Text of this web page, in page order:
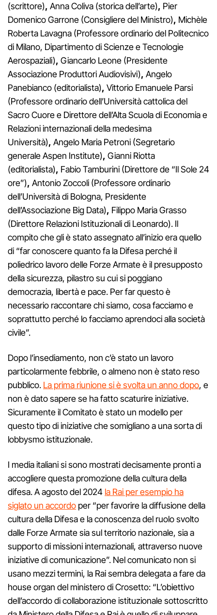
(scrittore), Anna Coliva (storica dell’arte), Pier
Domenico Garrone (Consigliere del Ministro), Michèle
Roberta Lavagna (Professore ordinario del Politecnico
di Milano, Dipartimento di Scienze e Tecnologie
Aerospaziali), Giancarlo Leone (Presidente
Associazione Produttori Audiovisivi), Angelo
Panebianco (editorialista), Vittorio Emanuele Parsi
(Professore ordinario dell’Università cattolica del
Sacro Cuore e Direttore dell’Alta Scuola di Economia e
Relazioni internazionali della medesima
Università), Angelo Maria Petroni (Segretario
generale Aspen Institute), Gianni Riotta
(editorialista), Fabio Tamburini (Direttore de “Il Sole 24
ore”), Antonio Zoccoli (Professore ordinario
dell’Università di Bologna, Presidente
dell’Associazione Big Data), Filippo Maria Grasso
(Direttore Relazioni Istituzionali di Leonardo). Il
compito che gli è stato assegnato all’inizio era quello
di “far conoscere quanto fa la Difesa perché il
poliedrico lavoro delle Forze Armate è il presupposto
della sicurezza, pilastro su cui si poggiano
democrazia, libertà e pace. Per far questo è
necessario raccontare chi siamo, cosa facciamo e
soprattutto perché lo facciamo aprendoci alla società
civile”.
Dopo l’insediamento, non c’è stato un lavoro
particolarmente febbrile, o almeno non è stato reso
pubblico. La prima riunione si è svolta un anno dopo, e
non è dato sapere se ha fatto scaturire iniziative.
Sicuramente il Comitato è stato un modello per
questo tipo di iniziative che somigliano a una sorta di
lobbysmo istituzionale.
I media italiani si sono mostrati decisamente pronti a
accogliere questa promozione della cultura della
difesa. A agosto del 2024 la Rai per esempio ha
siglato un accordo per “per favorire la diffusione della
cultura della Difesa e la conoscenza del ruolo svolto
dalle Forze Armate sia sul territorio nazionale, sia a
supporto di missioni internazionali, attraverso nuove
iniziative di comunicazione”. Nel comunicato non si
usano mezzi termini, la Rai sembra delegata a fare da
house organ del ministero di Crosetto: “L’obiettivo
dell’accordo di collaborazione istituzionale sottoscritto